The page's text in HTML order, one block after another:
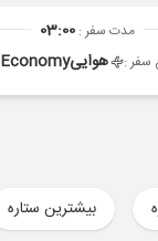
مدت سفر :03:00
سفر : هواییEconomy
بیشترین ستاره